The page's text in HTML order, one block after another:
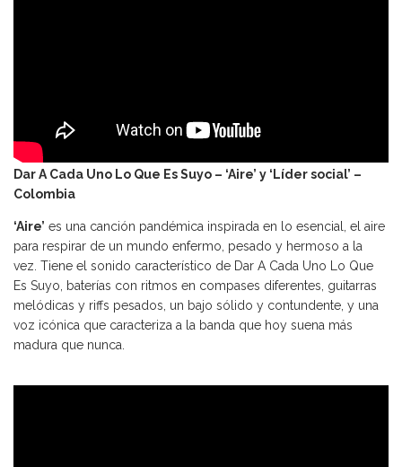
Dar A Cada Uno Lo Que Es Suyo – ‘Aire’ y ‘Líder social’ –
Colombia
‘Aire’ es una canción pandémica inspirada en lo esencial, el aire
para respirar de un mundo enfermo, pesado y hermoso a la
vez. Tiene el sonido característico de Dar A Cada Uno Lo Que
Es Suyo, baterías con ritmos en compases diferentes, guitarras
melódicas y riffs pesados, un bajo sólido y contundente, y una
voz icónica que caracteriza a la banda que hoy suena más
madura que nunca.